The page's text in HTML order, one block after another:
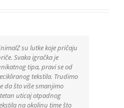
su lutke koje pričaju
Svaka igračka je
tipa, pravi se od
tekstila. Trudimo
da što više smanjimo
uticaj otpadnog
na okolinu time što